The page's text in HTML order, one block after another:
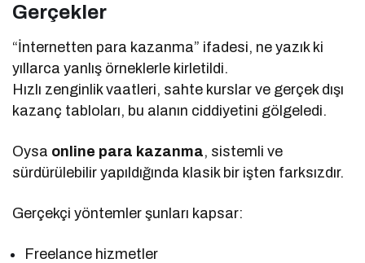
Gerçekler
“İnternetten para kazanma” ifadesi, ne yazık ki
yıllarca yanlış örneklerle kirletildi.
Hızlı zenginlik vaatleri, sahte kurslar ve gerçek dışı
kazanç tabloları, bu alanın ciddiyetini gölgeledi.
Oysa online para kazanma, sistemli ve
sürdürülebilir yapıldığında klasik bir işten farksızdır.
Gerçekçi yöntemler şunları kapsar:
Freelance hizmetler